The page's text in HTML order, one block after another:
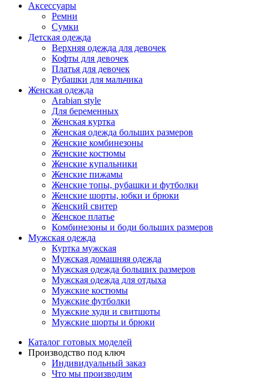
Аксессуары
Ремни
Сумки
Детская одежда
Верхняя одежда для девочек
Кофты для девочек
Платья для девочек
Рубашки для мальчика
Женская одежда
Arabian style
Для беременных
Женская куртка
Женская одежда больших размеров
Женские комбинезоны
Женские костюмы
Женские купальники
Женские пижамы
Женские топы, рубашки и футболки
Женские шорты, юбки и брюки
Женский свитер
Женское платье
Комбинезоны и боди больших размеров
Мужская одежда
Куртка мужская
Мужская домашняя одежда
Мужская одежда больших размеров
Мужская одежда для отдыха
Мужские костюмы
Мужские футболки
Мужские худи и свитшоты
Мужские шорты и брюки
Каталог готовых моделей
Производство под ключ
Индивидуальный заказ
Что мы производим